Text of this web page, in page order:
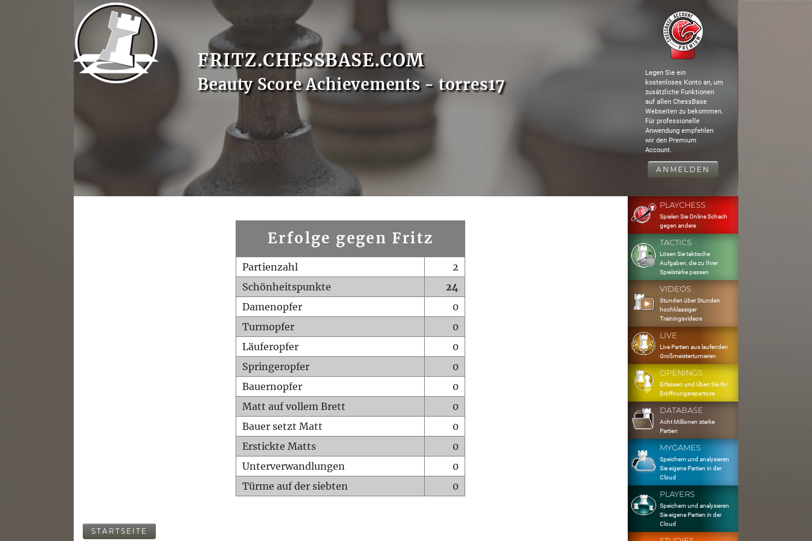
FRITZ.CHESSBASE.COM
Beauty Score Achievements - torres17
Legen Sie ein
kostenloses Konto an, um
zusätzliche Funktionen
auf allen ChessBase
Webseiten zu bekommen.
Für professionelle
Anwendung empfehlen
wir den Premium
Account.
ANMELDEN
Erfolge gegen Fritz
Partienzahl
2
Schönheitspunkte
24
Damenopfer
0
Turmopfer
0
Läuferopfer
0
Springeropfer
0
Bauernopfer
0
Matt auf vollem Brett
0
Bauer setzt Matt
0
Erstickte Matts
0
Unterverwandlungen
0
Türme auf der siebten
0
STARTSEITE
PLAYCHESS
Spielen Sie Online Schach
gegen andere
TACTICS
Lösen Sie taktische
Aufgaben, die zu Ihrer
Spielstärke passen
VIDEOS
Stunden über Stunden
hochklassiger
Trainingsvideos
LIVE
Live Partien aus laufenden
Großmeisterturnieren
OPENINGS
Erfassen und Üben Sie Ihr
Eröffnungsrepertoire
DATABASE
Acht Millionen starke
Partien
MYGAMES
Speichern und analysieren
Sie eigene Partien in der
Cloud
PLAYERS
Speichern und analysieren
Sie eigene Partien in der
Cloud